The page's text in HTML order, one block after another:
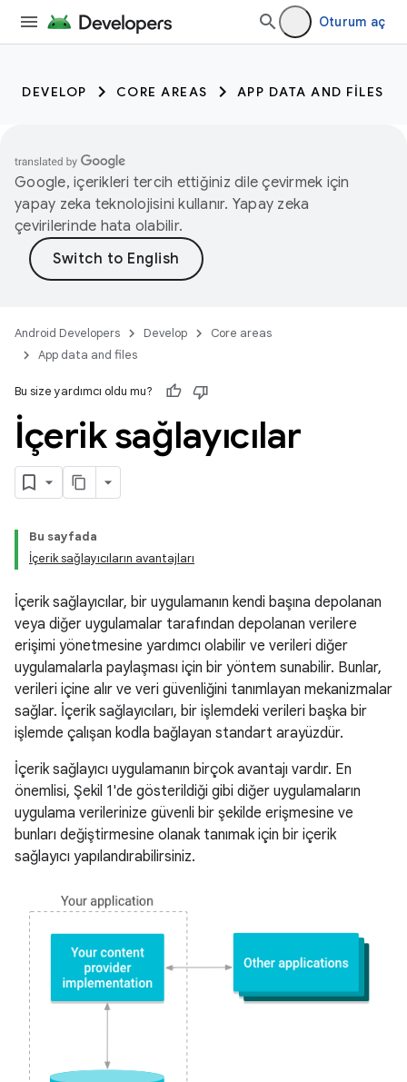
Oturum aç
DEVELOP CORE AREAS APP DATA AND FILES
Google, içerikleri tercih ettiğiniz dile çevirmek için
yapay zeka teknolojisini kullanır. Yapay zeka
çevirilerinde hata olabilir.
Android Developers Develop
Core areas
App data and files
Bu size yardımcı oldu mu?
İçerik sağlayıcılar
Bu sayfada
İçerik sağlayıcıların avantajları
İçerik sağlayıcılar, bir uygulamanın kendi başına depolanan
veya diğer uygulamalar tarafından depolanan verilere
erişimi yönetmesine yardımcı olabilir ve verileri diğer
uygulamalarla paylaşması için bir yöntem sunabilir. Bunlar,
verileri içine alır ve veri güvenliğini tanımlayan mekanizmalar
sağlar. İçerik sağlayıcıları, bir işlemdeki verileri başka bir
işlemde çalışan kodla bağlayan standart arayüzdür.
İçerik sağlayıcı uygulamanın birçok avantajı vardır. En
önemlisi, Şekil 1'de gösterildiği gibi diğer uygulamaların
uygulama verilerinize güvenli bir şekilde erişmesine ve
bunları değiştirmesine olanak tanımak için bir içerik
sağlayıcı yapılandırabilirsiniz.